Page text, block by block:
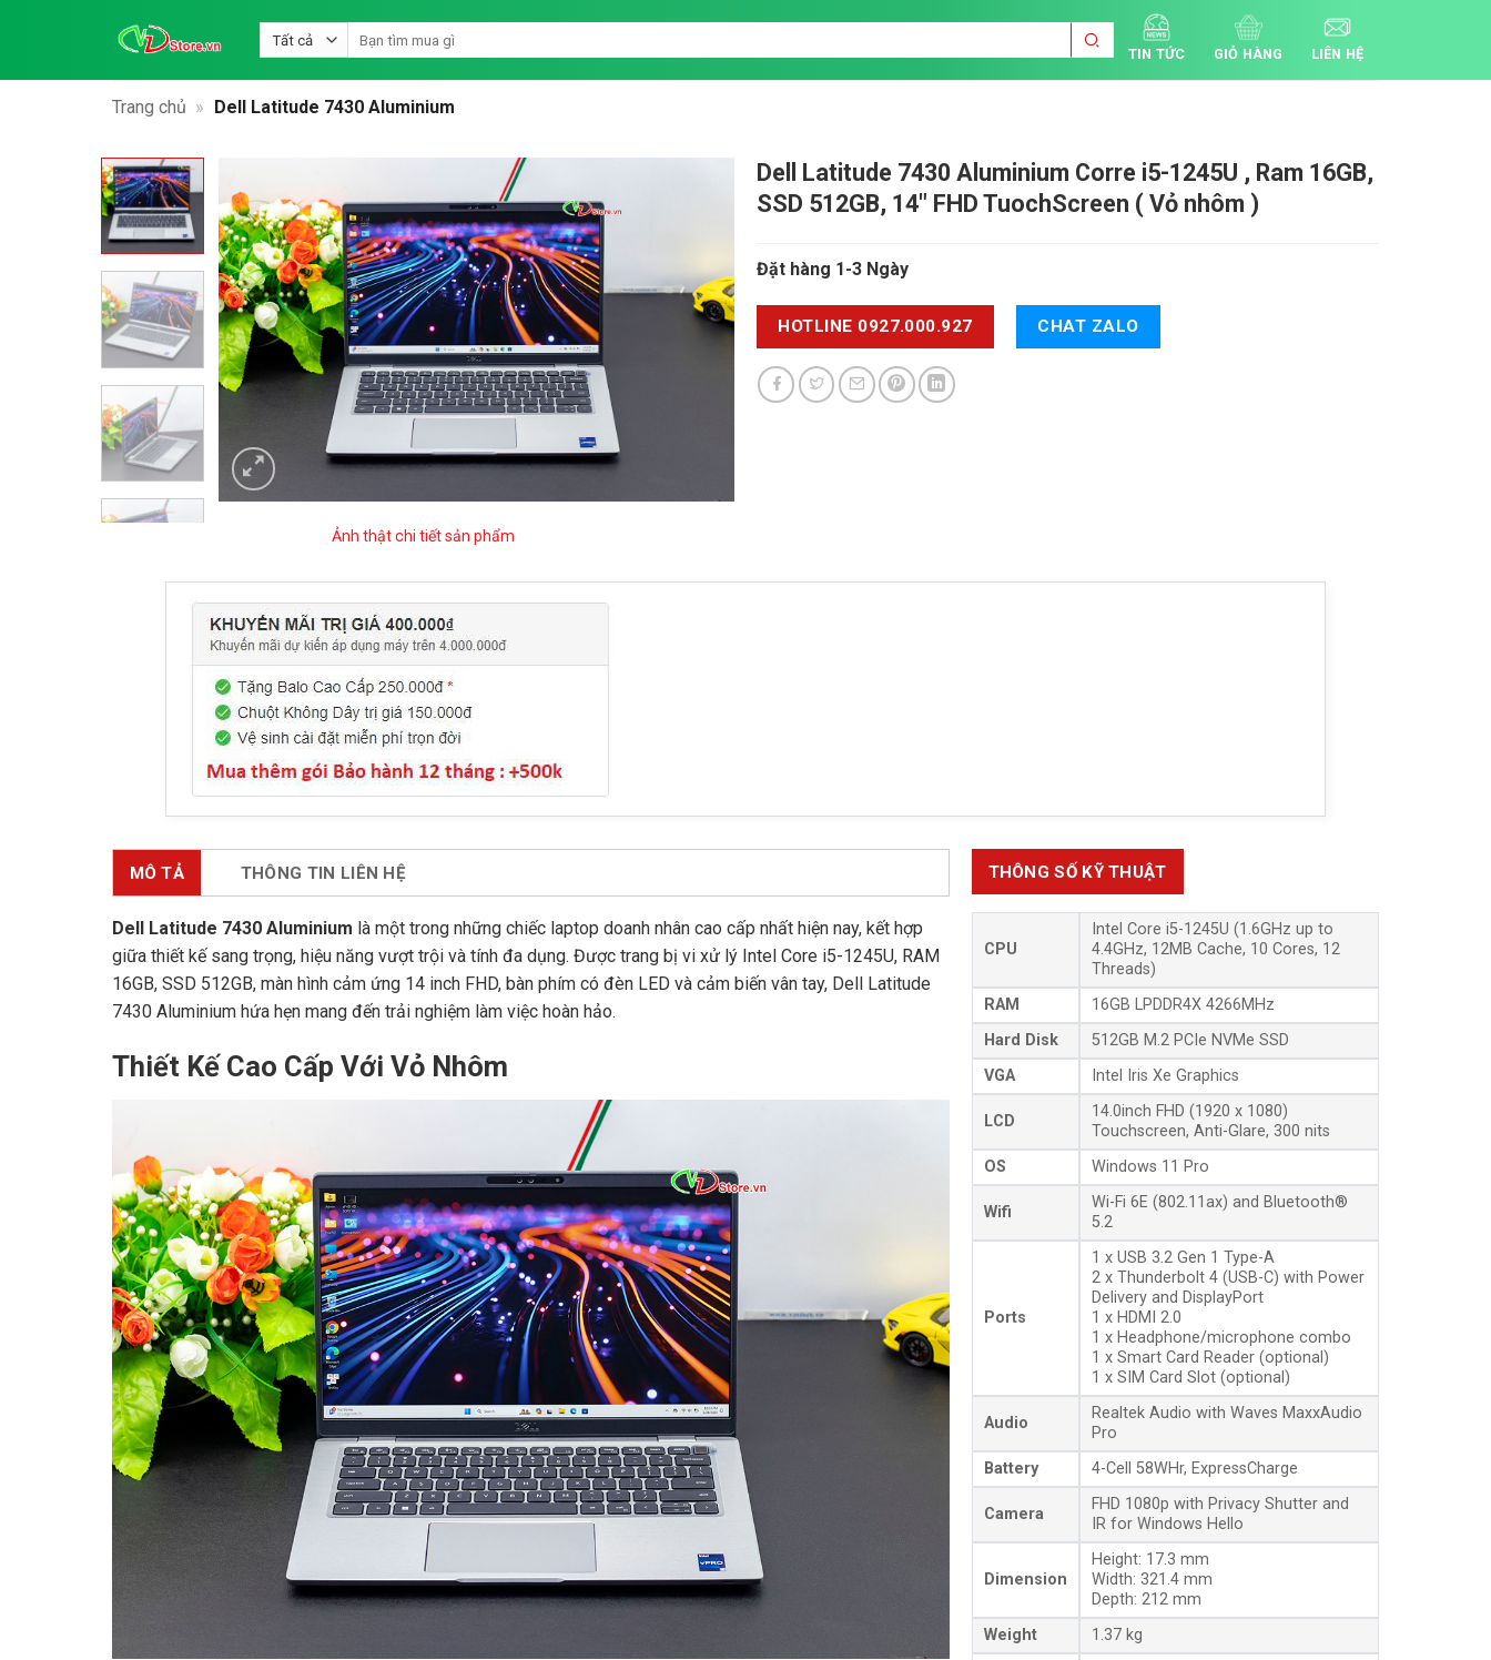
kiếm:
TIN TỨC GIỎ HÀNG LIÊN HỆ
Trang chủ » Dell Latitude 7430 Aluminium
Ảnh thật chi tiết sản phẩm
Dell Latitude 7430 Aluminium Corre i5-1245U , Ram 16GB,
SSD 512GB, 14" FHD TuochScreen ( Vỏ nhôm )
Đặt hàng 1-3 Ngày
HOTLINE 0927.000.927 CHAT ZALO
MÔ TẢ THÔNG TIN LIÊN HỆ
Dell Latitude 7430 Aluminium là một trong những chiếc laptop doanh nhân cao cấp nhất hiện nay, kết hợp
giữa thiết kế sang trọng, hiệu năng vượt trội và tính đa dụng. Được trang bị vi xử lý Intel Core i5-1245U, RAM
16GB, SSD 512GB, màn hình cảm ứng 14 inch FHD, bàn phím có đèn LED và cảm biến vân tay, Dell Latitude
7430 Aluminium hứa hẹn mang đến trải nghiệm làm việc hoàn hảo.
Thiết Kế Cao Cấp Với Vỏ Nhôm
THÔNG SỐ KỸ THUẬT
CPU
Intel Core i5-1245U (1.6GHz up to
4.4GHz, 12MB Cache, 10 Cores, 12
Threads)
RAM
16GB LPDDR4X 4266MHz
Hard Disk
512GB M.2 PCIe NVMe SSD
VGA
Intel Iris Xe Graphics
LCD
14.0inch FHD (1920 x 1080)
Touchscreen, Anti-Glare, 300 nits
OS
Windows 11 Pro
Wifi
Wi-Fi 6E (802.11ax) and Bluetooth®
5.2
Ports
1 x USB 3.2 Gen 1 Type-A
2 x Thunderbolt 4 (USB-C) with Power
Delivery and DisplayPort
1 x HDMI 2.0
1 x Headphone/microphone combo
1 x Smart Card Reader (optional)
1 x SIM Card Slot (optional)
Audio
Realtek Audio with Waves MaxxAudio
Pro
Battery
4-Cell 58WHr, ExpressCharge
Camera
FHD 1080p with Privacy Shutter and
IR for Windows Hello
Dimension
Height: 17.3 mm
Width: 321.4 mm
Depth: 212 mm
Weight
1.37 kg